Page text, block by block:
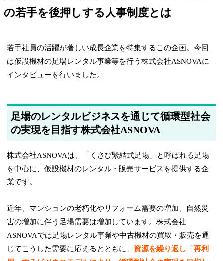
の若手を後押しする人事制度とは
若手社員の活躍が著しい成長企業を特集するこの企画。今回
は仮設機材の足場レンタル事業等を行う株式会社ASNOVAに
インタビューを行いました。
足場のレンタルビジネスを通じて循環型社会
の実現を目指す株式会社ASNOVA
株式会社ASNOVAは、「くさび緊結式足場」と呼ばれる足場
を中心に、仮設機材のレンタル・販売サービスを提供する企
業です。
近年、マンションの老朽化やリフォーム需要の増加、自然災
害の増加に伴う足場需要は増加しています。株式会社
ASNOVAでは足場レンタル事業や中古機材の買取・販売を通
じてこうした需要に応えるとともに、 資源を繰り返し「再利